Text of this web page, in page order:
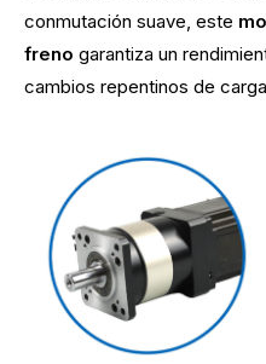
conmutación suave, este
freno garantiza un
cambios repentinos de